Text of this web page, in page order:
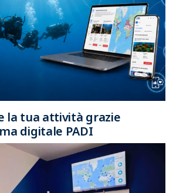
la tua attività grazie
digitale PADI